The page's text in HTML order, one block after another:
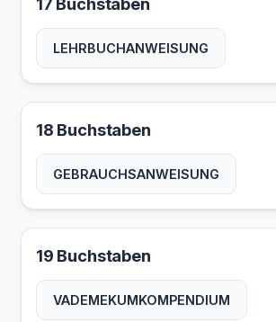
LEHRBUCHANWEISUNG
18 Buchstaben
GEBRAUCHSANWEISUNG
19 Buchstaben
VADEMEKUMKOMPENDIUM